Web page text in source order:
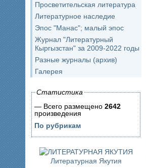
Просветительская литература
Литературное наследие
Эпос "Манас"; малый эпос
Журнал "Литературный
Кыргызстан" за 2009-2022 годы
Разные журналы (архив)
Галерея
Статистика
— Всего размещено 2642
произведения
По рубрикам
Литературная Якутия